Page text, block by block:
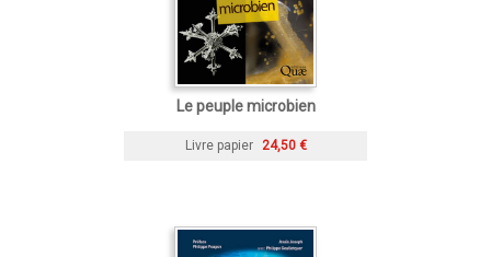
Le peuple microbien
Livre papier 24,50 €